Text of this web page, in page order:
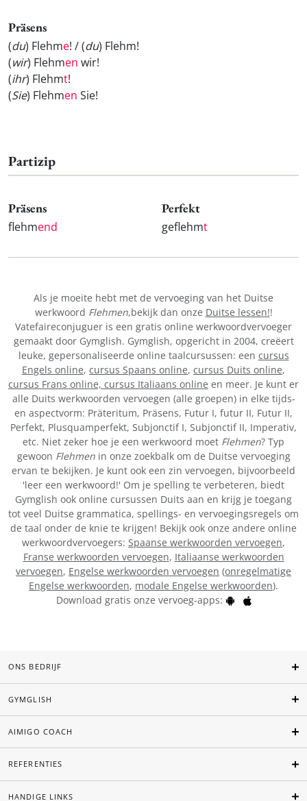
Präsens
(du) Flehme! / (du) Flehm!
(wir) Flehmen wir!
(ihr) Flehmt!
(Sie) Flehmen Sie!
Partizip
Präsens
flehmend
Perfekt
geflehmt
Als je moeite hebt met de vervoeging van het Duitse
werkwoord Flehmen,bekijk dan onze Duitse lessen!!
Vatefaireconjuguer is een gratis online werkwoordvervoeger
gemaakt door Gymglish. Gymglish, opgericht in 2004, creëert
leuke, gepersonaliseerde online taalcursussen: een cursus
Engels online, cursus Spaans online, cursus Duits online,
cursus Frans online, cursus Italiaans online en meer. Je kunt er
alle Duits werkwoorden vervoegen (alle groepen) in elke tijds-
en aspectvorm: Präteritum, Präsens, Futur I, futur II, Futur II,
Perfekt, Plusquamperfekt, Subjonctif I, Subjonctif II, Imperativ,
etc. Niet zeker hoe je een werkwoord moet Flehmen? Typ
gewoon Flehmenin onze zoekbalk om de Duitse vervoeging
ervan te bekijken. Je kunt ook een zin vervoegen, bijvoorbeeld
'leer een werkwoord!' Om je spelling te verbeteren, biedt
Gymglish ook online cursussen Duits aan en krijg je toegang
tot veel Duitse grammatica, spellings- en vervoegingsregels om
de taal onder de knie te krijgen! Bekijk ook onze andere online
werkwoordvervoegers: Spaanse werkwoorden vervoegen,
Franse werkwoorden vervoegen, Italiaanse werkwoorden
vervoegen, Engelse werkwoorden vervoegen (onregelmatige
Engelse werkwoorden, modale Engelse werkwoorden).
Download gratis onze vervoeg-apps:
ONS BEDRIJF
GYMGLISH
AIMIGO COACH
REFERENTIES
HANDIGE LINKS